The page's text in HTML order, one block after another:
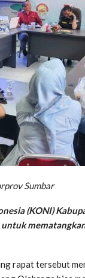
Sumbar
(KONI)
rapat tersebut